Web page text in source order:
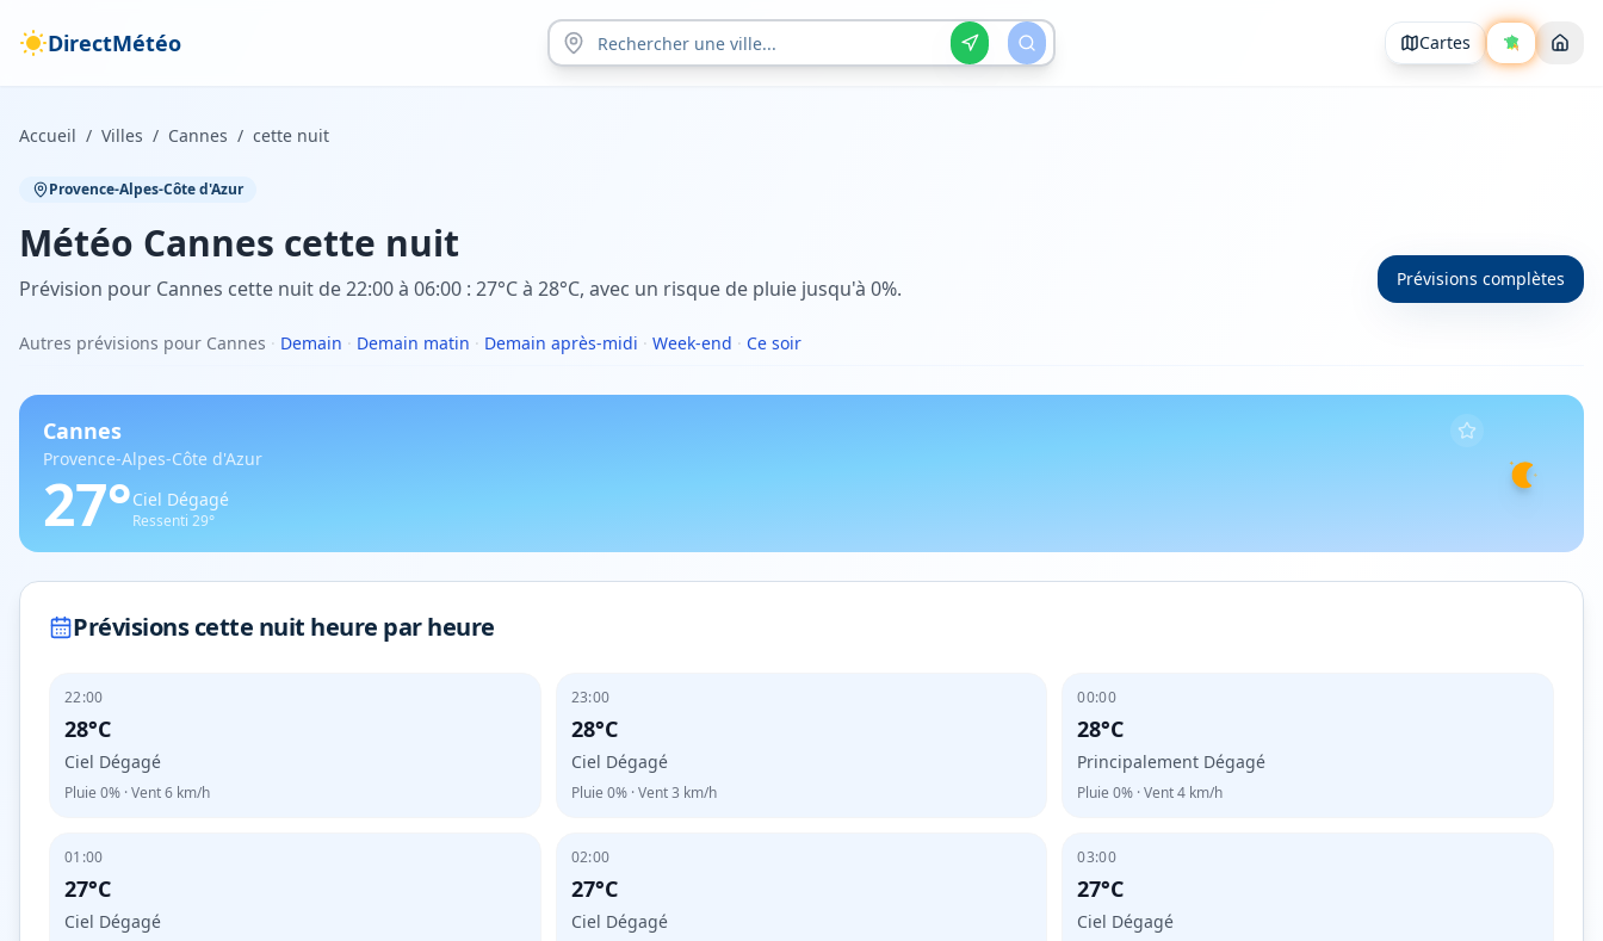
DirectMétéo Cartes
Accueil / Villes / Cannes / cette nuit
Provence-Alpes-Côte d'Azur
Météo Cannes cette nuit
Prévision pour Cannes cette nuit de 22:00 à 06:00 : 27°C à 28°C, avec un risque de pluie jusqu'à 0%. Prévisions complètes
Autres prévisions pour Cannes · Demain · Demain matin · Demain après-midi · Week-end · Ce soir
Cannes
Provence-Alpes-Côte d'Azur
27°Ciel Dégagé
Ressenti 29°
Prévisions cette nuit heure par heure
22:00
28°C
Ciel Dégagé
Pluie 0% · Vent6 km/h
23:00
28°C
Ciel Dégagé
Pluie 0%· Vent3 km/h
00:00
28°C
Principalement Dégagé
Pluie0% · Vent4 km/h
01:00
27°C
Ciel Dégagé
02:00
27°C
Ciel Dégagé
03:00
27°C
Ciel Dégagé